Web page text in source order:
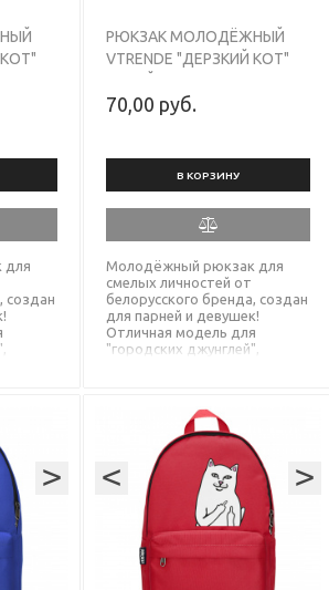
КОТ"
для
создан
от
PU
8
РЮКЗАК МОЛОДЁЖНЫЙ
VTRENDE "ДЕРЗКИЙ КОТ"
70,00 руб.
В КОРЗИНУ
Молодёжный рюкзак для
смелых личностей от
белорусского бренда, создан
для парней и девушек!
Отличная модель для
"городских джунглей",
пункта А в пункт Б. Ваши
вещи будут защищены от
осадков, т.к. ткань у рюкзака
с водонепроницаемым PU
слоем. Мощные молнии
оснащены с двумя бегунками
SBS для удобного открытия
главного отдела с обеих
сторон. Прочный рюкзак
синего цвета с гарантией 8
месяцев, в наличии!
> < >